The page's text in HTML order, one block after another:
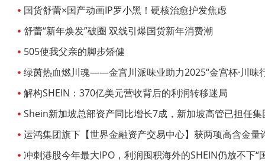
国货舒蕾×国产动画IP罗小黑！硬核治愈护发焦虑
舒蕾“新年焕发”破圈 双线引爆国货新年消费潮
505使我父亲的脚步矫健
绿茵热血燃川魂——金宫川派味业助力2025“金宫杯·川味
开局
解构SHEIN：370亿美元营收背后的利润转移迷局
Shein新加坡总部资产同比增长7成，新加坡高管已担任集
运鸿集团旗下【世界金融资产交易中心】获两项高含金量
冲刺港股今年最大IPO，利润囤积海外的SHEIN仍放不下“